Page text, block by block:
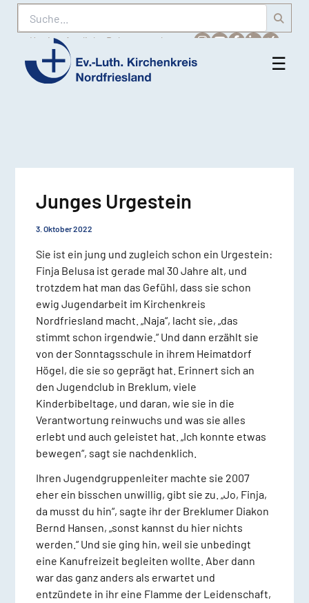
Suche
Karriere Amtliche Bekanntmachungen
Ev.-
☰
Junges Urgestein
3. Oktober 2022
Sie ist ein jung und zugleich schon ein Urgestein:
Finja Belusa ist gerade mal 30 Jahre alt, und
trotzdem hat man das Gefühl, dass sie schon
ewig Jugendarbeit im Kirchenkreis
Nordfriesland macht. „Naja“, lacht sie, „das
stimmt schon irgendwie.“ Und dann erzählt sie
von der Sonntagsschule in ihrem Heimatdorf
Högel, die sie so geprägt hat. Erinnert sich an
den Jugendclub in Breklum, viele
Kinderbibeltage, und daran, wie sie in die
Verantwortung reinwuchs und was sie alles
erlebt und auch geleistet hat. „Ich konnte etwas
bewegen“, sagt sie nachdenklich.
Ihren Jugendgruppenleiter machte sie 2007
eher ein bisschen unwillig, gibt sie zu. „Jo, Finja,
da musst du hin“, sagte ihr der Breklumer Diakon
Bernd Hansen, „sonst kannst du hier nichts
werden.“ Und sie ging hin, weil sie unbedingt
eine Kanufreizeit begleiten wollte. Aber dann
war das ganz anders als erwartet und
entzündete in ihr eine Flamme der Leidenschaft,